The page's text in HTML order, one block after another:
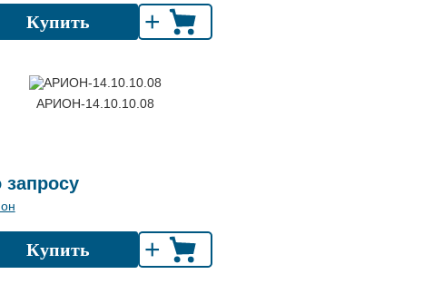
Купить +
АРИОН-14.10.10.08
запросу
Купить +